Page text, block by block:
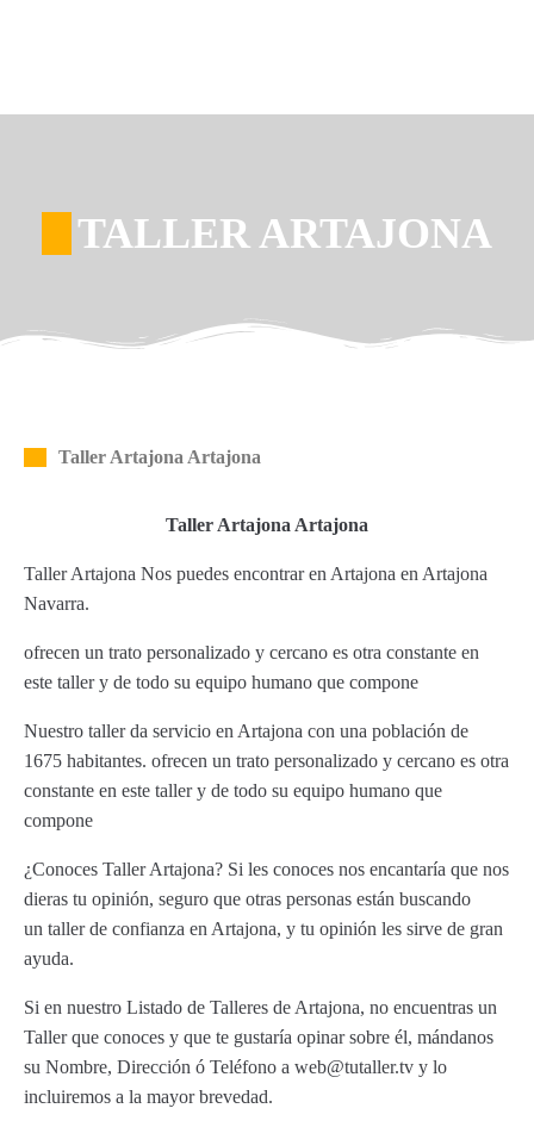
TALLER ARTAJONA
Taller Artajona Artajona
Taller Artajona Artajona
Taller Artajona Nos puedes encontrar en Artajona en Artajona
Navarra.
ofrecen un trato personalizado y cercano es otra constante en
este taller y de todo su equipo humano que compone
Nuestro taller da servicio en Artajona con una población de
1675 habitantes. ofrecen un trato personalizado y cercano es otra
constante en este taller y de todo su equipo humano que
compone
¿Conoces Taller Artajona? Si les conoces nos encantaría que nos
dieras tu opinión, seguro que otras personas están buscando
un taller de confianza en Artajona, y tu opinión les sirve de gran
ayuda.
Si en nuestro Listado de Talleres de Artajona, no encuentras un
Taller que conoces y que te gustaría opinar sobre él, mándanos
su Nombre, Dirección ó Teléfono a web@tutaller.tv y lo
incluiremos a la mayor brevedad.